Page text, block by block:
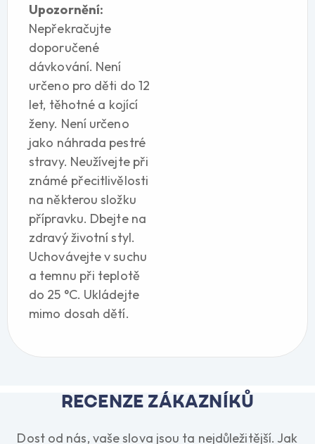
Upozornění:
Nepřekračujte
doporučené
dávkování. Není
určeno pro děti do 12
let, těhotné a kojící
ženy. Není určeno
jako náhrada pestré
stravy. Neužívejte při
známé přecitlivělosti
na některou složku
přípravku. Dbejte na
zdravý životní styl.
Uchovávejte v suchu
a temnu při teplotě
do 25 °C. Ukládejte
mimo dosah dětí.
RECENZE ZÁKAZNÍKŮ
Dost od nás, vaše slova jsou ta nejdůležitější. Jak